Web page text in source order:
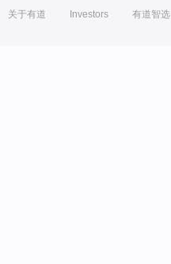
关于有道 Investors 有道智选